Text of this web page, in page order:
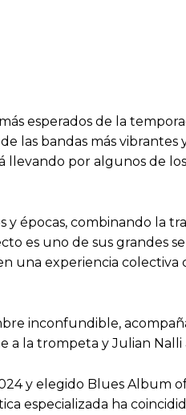
esperados de la
las bandas más vibrantes
por algunos de
épocas, combinando la
es uno de sus grandes
una experiencia colectiva
inconfundible,
a la trompeta y Julian Nalli
y elegido Blues Album
especializada ha